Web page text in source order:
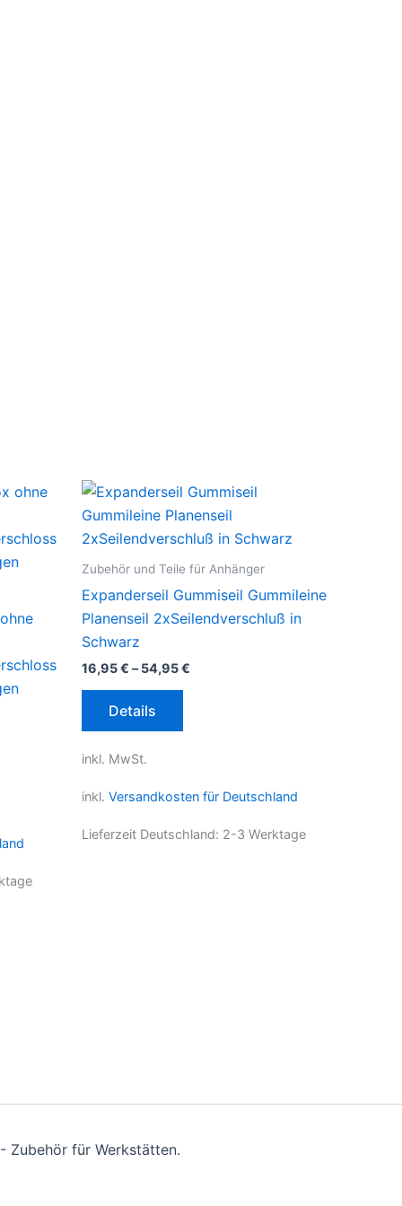
Zubehör und Teile für Anhänger
Expanderseil Gummiseil Gummileine
Planenseil 2xSeilendverschluß in
Schwarz
16,95€ –54,95€
Details
Dieses
Die
inkl. MwSt.
inkl. Versandkosten für Deutschland
Lieferzeit Deutschland: 2-3 Werktage
Zubehör für Werkstätten.